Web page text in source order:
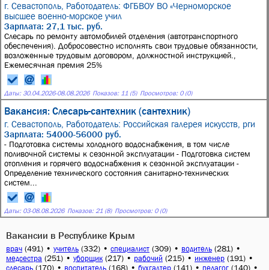
г. Севастополь, Работодатель: ФГБВОУ ВО «Черноморское
высшее военно-морское учил
Зарплата: 27,1 тыс. руб.
Слесарь по ремонту автомобилей отделения (автотранспортного
обеспечения). Добросовестно исполнять свои трудовые обязанности,
возложенные трудовым договором, должностной инструкцией.,
Ежемесячная премия 25%
Даты: 30.04.2026-08.08.2026 Показов: 11 (5) Просмотров: 0 (0)
Вакансия: Слесарь-сантехник (сантехник)
г. Севастополь, Работодатель: Российская галерея искусств, рги
Зарплата: 54000-56000 руб.
- Подготовка системы холодного водоснабжения, в том числе
поливочной системы к сезонной эксплуатации - Подготовка систем
отопления и горячего водоснабжения к сезонной эксплуатации -
Определение технического состояния санитарно-технических
систем...
Даты: 03-08.08.2026 Показов: 21 (8) Просмотров: 0 (0)
Вакансии в Республике Крым
врач (491) • учитель (332) • специалист (309) • водитель (281) •
медсестра (251) • уборщик (217) • рабочий (215) • инженер (191) •
слесарь (170) • воспитатель (168) • бухгалтер (141) • педагог (140) •